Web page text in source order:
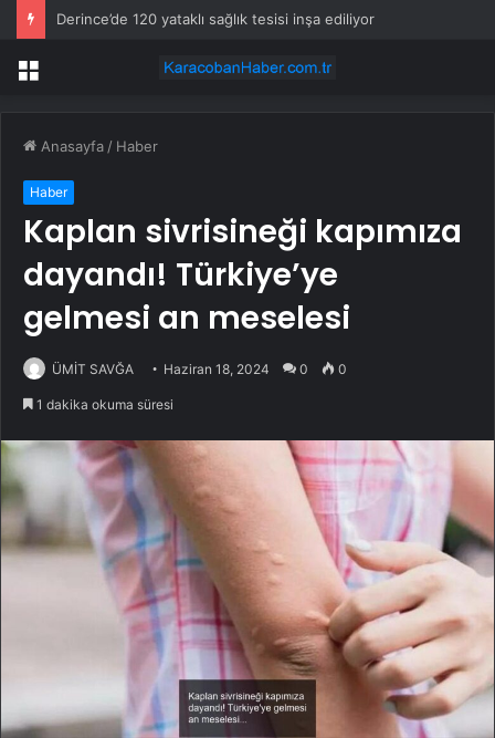
Derince’de 120 yataklı sağlık tesisi inşa ediliyor
Menü
Anasayfa / Haber
Haber
Kaplan sivrisineği kapımıza
dayandı! Türkiye’ye
gelmesi an meselesi
ÜMİT SAVĞA Haziran 18, 2024 0 0
1 dakika okuma süresi